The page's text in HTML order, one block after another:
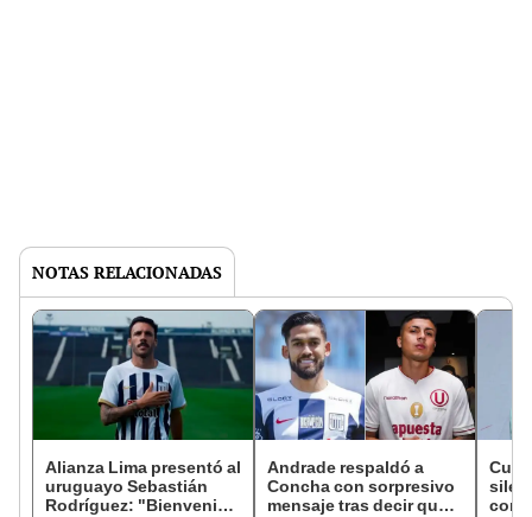
NOTAS RELACIONADAS
Alianza Lima presentó al
uruguayo Sebastián
Rodríguez: "Bienvenido
Andrade respaldó a
Concha con sorpresivo
mensaje tras decir que